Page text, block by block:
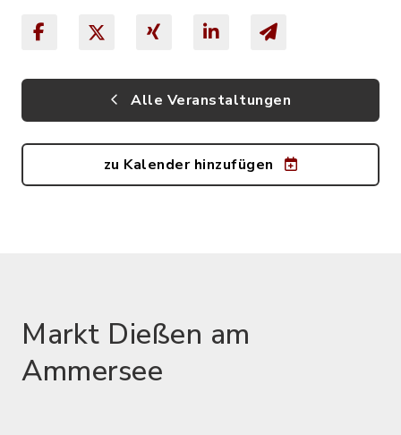
Alle Veranstaltungen
zu Kalender hinzufügen
Markt Dießen am
Ammersee